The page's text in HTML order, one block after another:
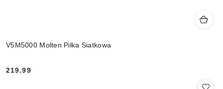
V5M5000 Molten Piłka Siatkowa
Cena:
219.99